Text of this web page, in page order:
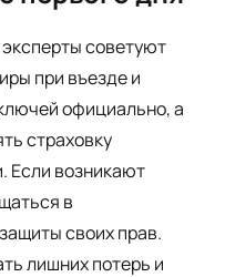
советуют
при въезде и
официально, а
страховку
Если возникают
в
своих прав.
лишних потерь и